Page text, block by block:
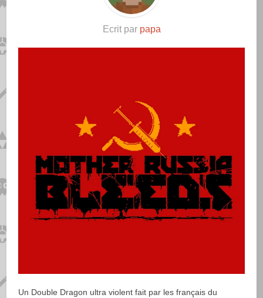
Ecrit par papa
Un Double Dragon ultra violent fait par les français du